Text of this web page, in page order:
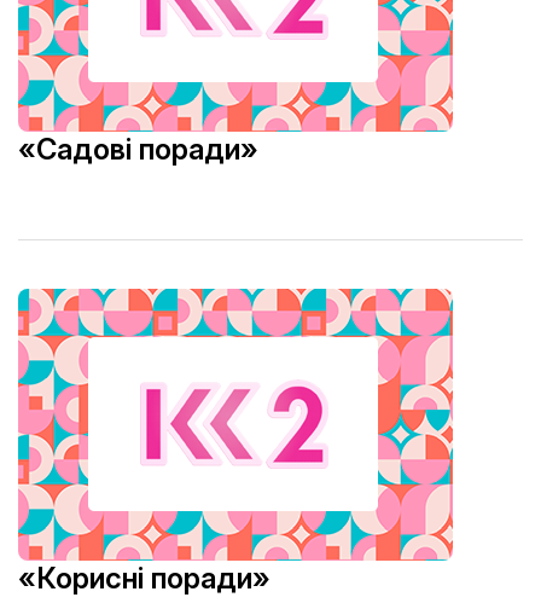
«Садові поради»
«Корисні поради»